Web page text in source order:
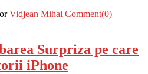
Vidjean Mihai Comment(0)
Surpriza pe care
iPhone